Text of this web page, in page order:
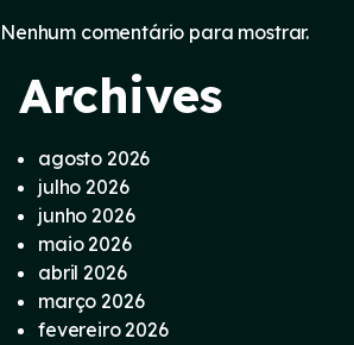
Nenhum comentário para mostrar.
Archives
agosto 2026
julho 2026
junho 2026
maio 2026
abril 2026
março 2026
fevereiro 2026